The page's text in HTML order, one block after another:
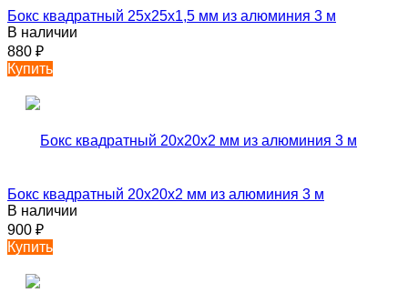
Бокс квадратный 25х25х1,5 мм из алюминия 3 м
В наличии
880 ₽
Купить
Бокс квадратный 20х20х2 мм из алюминия 3 м
В наличии
900 ₽
Купить